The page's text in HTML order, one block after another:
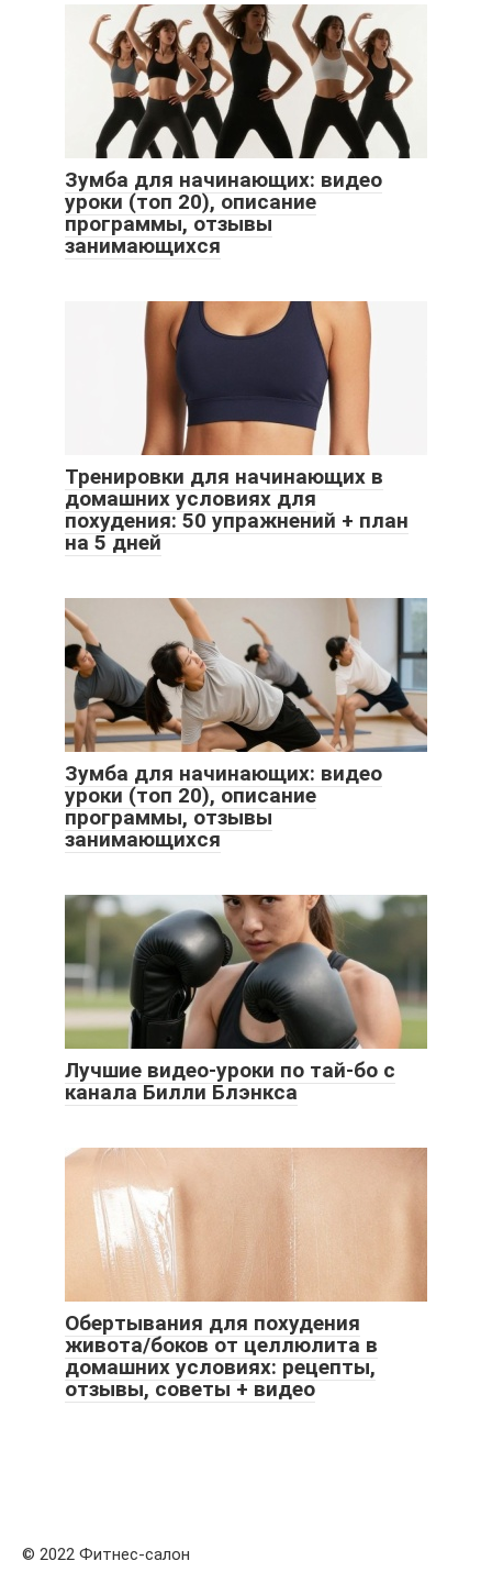
Зумба для начинающих: видео
уроки (топ 20), описание
программы, отзывы
занимающихся
Тренировки для начинающих в
домашних условиях для
похудения: 50 упражнений + план
на 5 дней
Зумба для начинающих: видео
уроки (топ 20), описание
программы, отзывы
занимающихся
Лучшие видео-уроки по тай-бо с
канала Билли Блэнкса
Обертывания для похудения
живота/боков от целлюлита в
домашних условиях: рецепты,
отзывы, советы + видео
© 2022 Фитнес-салон